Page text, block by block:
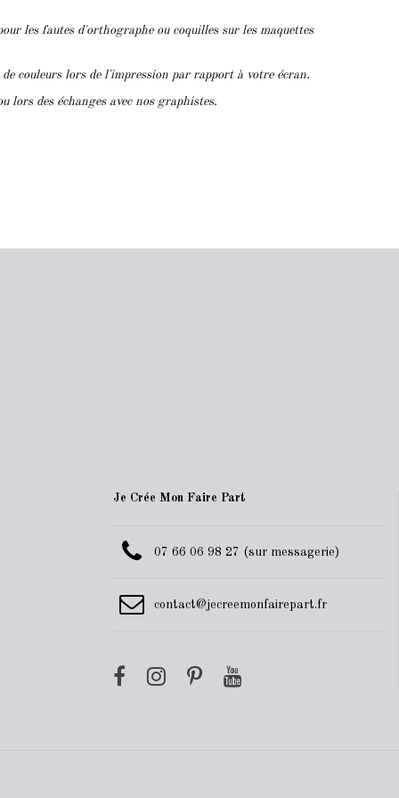
les fautes d'orthographe ou coquilles sur les maquettes
couleurs lors de l'impression par rapport à votre écran.
des échanges avec nos graphistes.
Je Crée Mon Faire Part
07 66 06 98 27 (sur messagerie)
contact@jecreemonfairepart.fr